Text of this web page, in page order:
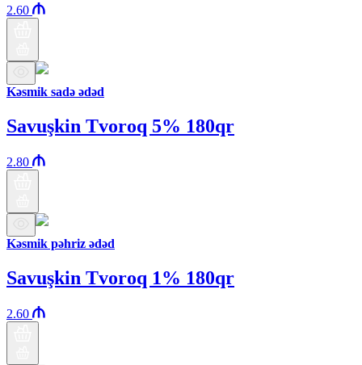
2.60
Kəsmik sadə ədəd
Savuşkin Tvoroq 5% 180qr
2.80
Kəsmik pəhriz ədəd
Savuşkin Tvoroq 1% 180qr
2.60